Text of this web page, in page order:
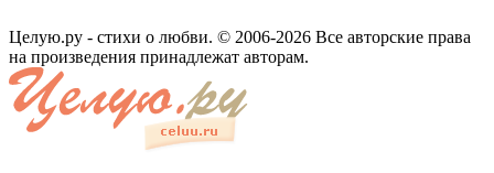
Целую.ру - стихи о любви. © 2006-2026 Все авторские права
на произведения принадлежат авторам.